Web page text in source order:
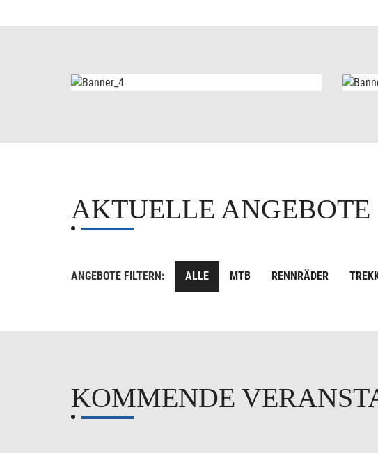
AKTUELLE ANGEBOTE
ANGEBOTE FILTERN: ALLE MTB RENNRÄDER
KOMMENDE